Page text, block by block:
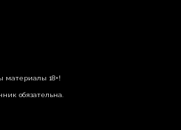
материалы 18+!
обязательна.